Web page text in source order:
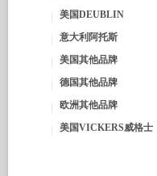
美国DEUBLIN
意大利阿托斯
美国其他品牌
德国其他品牌
欧洲其他品牌
美国VICKERS威格士